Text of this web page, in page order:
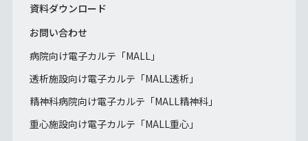
資料ダウンロード
お問い合わせ
病院向け電子カルテ「MALL」
透析施設向け電子カルテ「MALL透析」
精神科病院向け電子カルテ「MALL精神科」
重心施設向け電子カルテ「MALL重心」